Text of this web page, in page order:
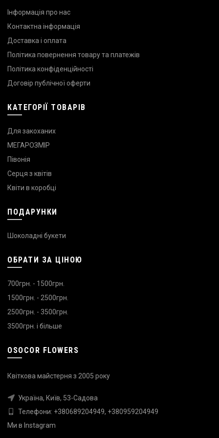
Інформація про нас
Контактна інформація
Доставка і оплата
Політика повернення товару та платежів
Політика конфіденційності
Договір публічної оферти
КАТЕГОРІЇ ТОВАРІВ
Для закоханих
МЕГАРОЗМІР
Півонія
Серця з квітів
Квіти в коробці
ПОДАРУНКИ
Шоколадні букети
ОБРАТИ ЗА ЦІНОЮ
700грн. - 1500грн.
1500грн. - 2500грн.
2500грн. - 3500грн.
3500грн. і більше
OSOCOR FLOWERS
Квіткова майстерня з 2005 року
Україна, Київ, 53-Садова
Телефони: +380689204949, +380959204949
Ми в Instagram